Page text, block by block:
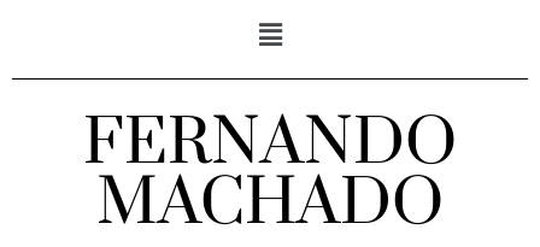
FERNANDO
MACHADO